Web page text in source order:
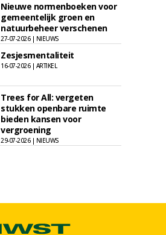
Nieuwe normenboeken voor
gemeentelijk groen en
natuurbeheer verschenen
27-07-2026 | NIEUWS
Zesjesmentaliteit
16-07-2026 | ARTIKEL
Trees for All: vergeten
stukken openbare ruimte
bieden kansen voor
vergroening
29-07-2026 | NIEUWS